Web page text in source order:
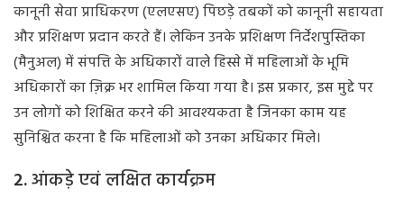
कानूनी सेवा प्राधिकरण (एलएसए) पिछड़े तबकों को कानूनी सहायता
और प्रशिक्षण प्रदान करते हैं। लेकिन उनके प्रशिक्षण निर्देशपुस्तिका
(मैनुअल) में संपत्ति के अधिकारों वाले हिस्से में महिलाओं के भूमि
अधिकारों का ज़िक्र भर शामिल किया गया है। इस प्रकार, इस मुद्दे पर
उन लोगों को शिक्षित करने की आवश्यकता है जिनका काम यह
सुनिश्चित करना है कि महिलाओं को उनका अधिकार मिले।
2.आंकड़ेएवंलक्षितकार्यक्रम